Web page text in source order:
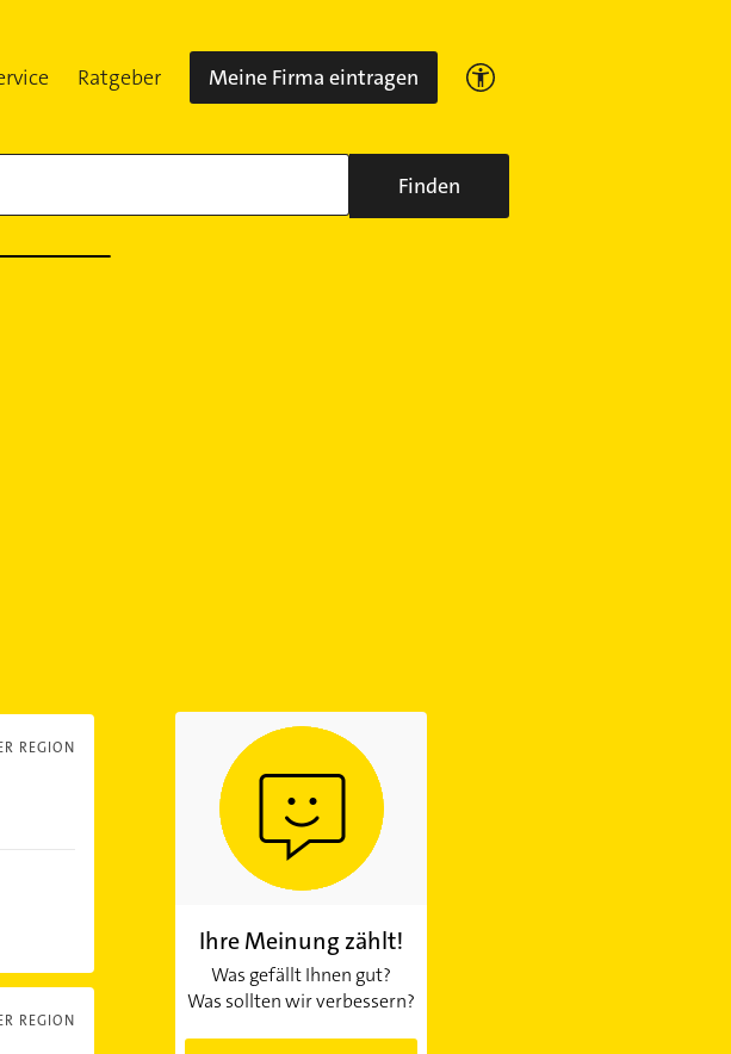
Ratgeber Meine Firma eintragen
Finden
REGION
REGION
Ihre Meinung zählt!
Was gefällt Ihnen gut?
Was sollten wir verbessern?